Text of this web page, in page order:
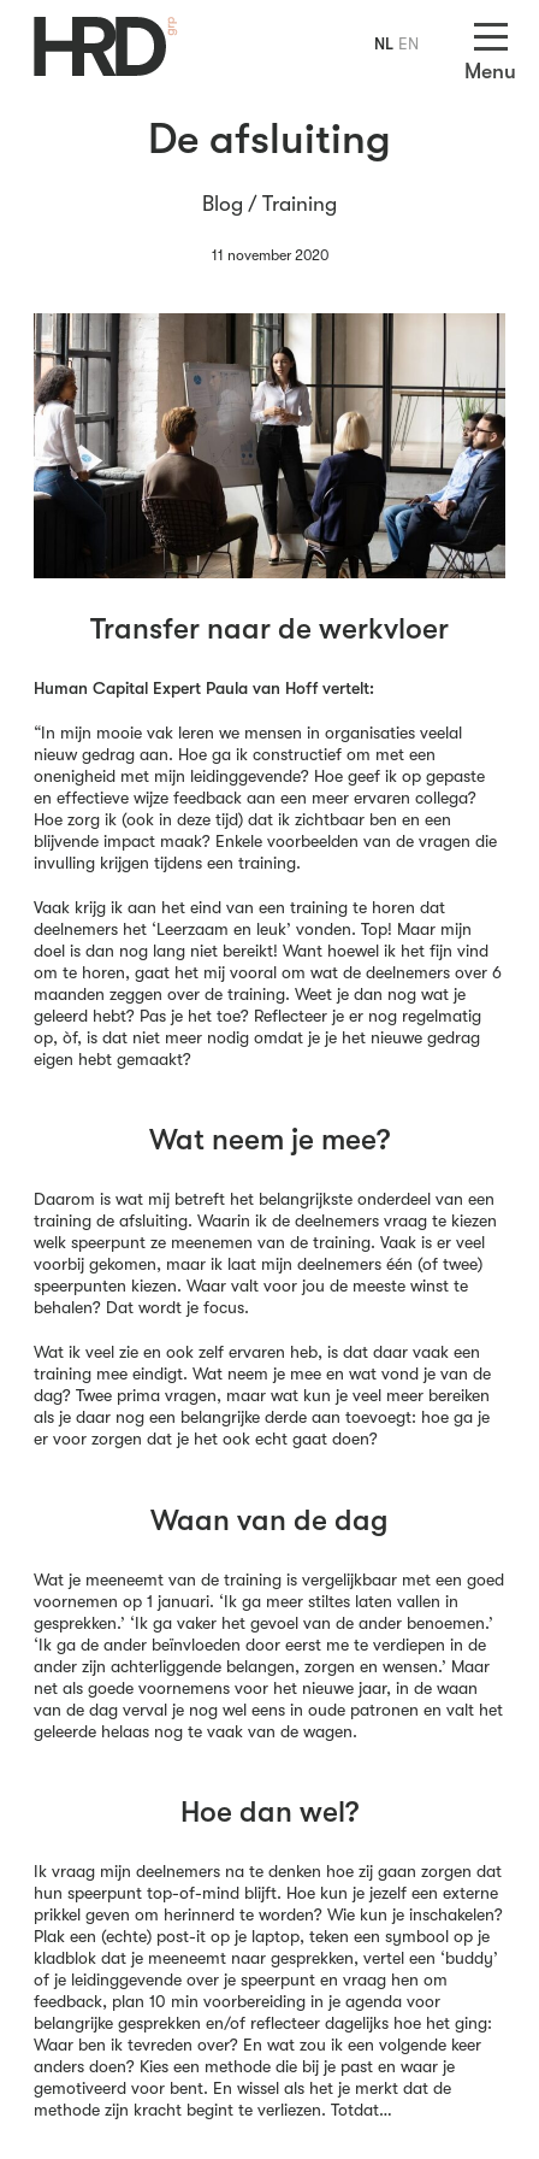
Menu
De afsluiting
Blog / Training
11 november 2020
Transfer naar de werkvloer
Human Capital Expert Paula van Hoff vertelt:
“In mijn mooie vak leren we mensen in organisaties veelal
nieuw gedrag aan. Hoe ga ik constructief om met een
onenigheid met mijn leidinggevende? Hoe geef ik op gepaste
en effectieve wijze feedback aan een meer ervaren collega?
Hoe zorg ik (ook in deze tijd) dat ik zichtbaar ben en een
blijvende impact maak? Enkele voorbeelden van de vragen die
invulling krijgen tijdens een training.
Vaak krijg ik aan het eind van een training te horen dat
deelnemers het ‘Leerzaam en leuk’ vonden. Top! Maar mijn
doel is dan nog lang niet bereikt! Want hoewel ik het fijn vind
om te horen, gaat het mij vooral om wat de deelnemers over 6
maanden zeggen over de training. Weet je dan nog wat je
geleerd hebt? Pas je het toe? Reflecteer je er nog regelmatig
op, òf, is dat niet meer nodig omdat je je het nieuwe gedrag
eigen hebt gemaakt?
Wat neem je mee?
Daarom is wat mij betreft het belangrijkste onderdeel van een
training de afsluiting. Waarin ik de deelnemers vraag te kiezen
welk speerpunt ze meenemen van de training. Vaak is er veel
voorbij gekomen, maar ik laat mijn deelnemers één (of twee)
speerpunten kiezen. Waar valt voor jou de meeste winst te
behalen? Dat wordt je focus.
Wat ik veel zie en ook zelf ervaren heb, is dat daar vaak een
training mee eindigt. Wat neem je mee en wat vond je van de
dag? Twee prima vragen, maar wat kun je veel meer bereiken
als je daar nog een belangrijke derde aan toevoegt: hoe ga je
er voor zorgen dat je het ook echt gaat doen?
Waan van de dag
Wat je meeneemt van de training is vergelijkbaar met een goed
voornemen op 1 januari. ‘Ik ga meer stiltes laten vallen in
gesprekken.’ ‘Ik ga vaker het gevoel van de ander benoemen.’
‘Ik ga de ander beïnvloeden door eerst me te verdiepen in de
ander zijn achterliggende belangen, zorgen en wensen.’ Maar
net als goede voornemens voor het nieuwe jaar, in de waan
van de dag verval je nog wel eens in oude patronen en valt het
geleerde helaas nog te vaak van de wagen.
Hoe dan wel?
Ik vraag mijn deelnemers na te denken hoe zij gaan zorgen dat
hun speerpunt top-of-mind blijft. Hoe kun je jezelf een externe
prikkel geven om herinnerd te worden? Wie kun je inschakelen?
Plak een (echte) post-it op je laptop, teken een symbool op je
kladblok dat je meeneemt naar gesprekken, vertel een ‘buddy’
of je leidinggevende over je speerpunt en vraag hen om
feedback, plan 10 min voorbereiding in je agenda voor
belangrijke gesprekken en/of reflecteer dagelijks hoe het ging:
Waar ben ik tevreden over? En wat zou ik een volgende keer
anders doen? Kies een methode die bij je past en waar je
gemotiveerd voor bent. En wissel als het je merkt dat de
methode zijn kracht begint te verliezen. Totdat…
NL EN